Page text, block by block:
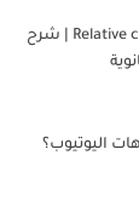
Relative clauses (who, which-that-where) | شرح
اليوتيوب؟